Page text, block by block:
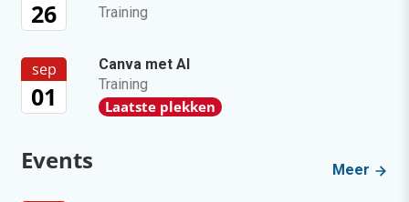
26
Training
sep
01
Canva met AI
Training
Laatste plekken
Events Meer